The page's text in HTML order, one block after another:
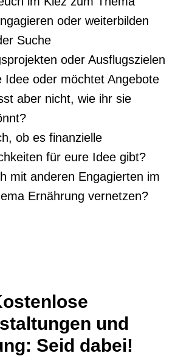
oder weiterbilden
Suche
oder Ausflugszielen
Idee oder möchtet Angebote
aber nicht, wie ihr sie
ob es finanzielle
für eure Idee gibt?
mit anderen Engagierten im
Ernährung vernetzen?
und
Seid dabei!